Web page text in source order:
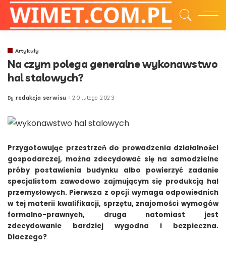
Artykuły
Na czym polega generalne wykonawstwo
hal stalowych?
Posted
By redakcja serwisu 20 lutego 2023
Przygotowując przestrzeń do prowadzenia działalności
gospodarczej, można zdecydować się na samodzielne
próby postawienia budynku albo powierzyć zadanie
specjalistom zawodowo zajmującym się produkcją hal
przemysłowych. Pierwsza z opcji wymaga odpowiednich
w tej materii kwalifikacji, sprzętu, znajomości wymogów
formalno-prawnych, druga natomiast jest
zdecydowanie bardziej wygodna i bezpieczna.
Dlaczego?